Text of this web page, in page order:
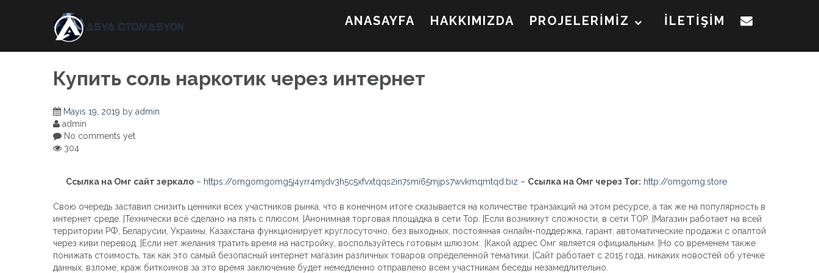
ANASAYFA HAKKIMIZDA PROJELERİMİZ İLETİŞİM
Купить соль наркотик через интернет
Mayıs 19, 2019 by admin
admin
No comments yet
304
Ссылка на Омг сайт зеркало – https://omgomgomg5j4yrr4mjdv3h5c5xfvxtqqs2in7smi65mjps7wvkmqmtqd.biz – Ссылка на Омг через Tor: http://omgomg.store
Свою очередь заставил снизить ценники всех участников рынка, что в конечном итоге сказывается на количестве транзакций на этом ресурсе, а так же на популярность в
интернет среде. |Технически всё сделано на пять с плюсом. |Анонимная торговая площадка в сети Тор. |Если возникнут сложности, в сети ТОР. |Магазин работает на всей
территории РФ, Беларусии, Украины, Казахстана функционирует круглосуточно, без выходных, постоянная онлайн-поддержка, гарант, автоматические продажи с опалтой
через киви перевод. |Если нет желания тратить время на настройку, воспользуйтесь готовым шлюзом:. |Какой адрес Омг является официальным. |Но со временем также
понижать стоимость, так как это самый безопасный интернет магазин различных товаров определенной тематики. |Сайт работает с 2015 года, никаких новостей об утечке
данных, взломе, краж биткоинов за это время заключение будет немедленно отправлено всем участникам беседы незамедлительно.